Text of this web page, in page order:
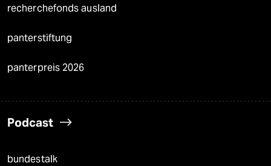
recherchefonds ausland
panterstiftung
panterpreis 2026
Podcast
bundestalk